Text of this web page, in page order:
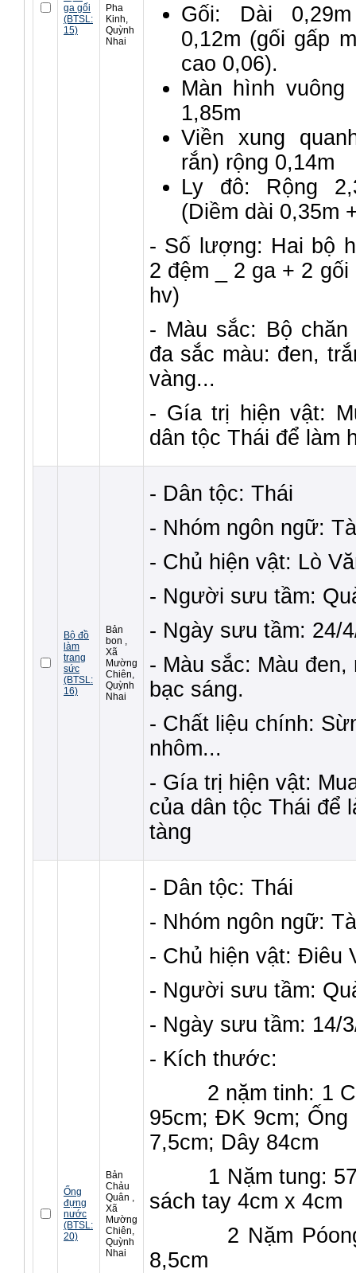
ga gối
(BTSL:
15)
Pha
Kinh,
Quỳnh
Nhai
Gối: Dài
0,12m (gối gấp
cao 0,06).
Màn hình vuông
1,85m
Viền xung
rắn) rộng 0,14m
Ly đô: Rộng
(Diềm dài 0,35m
- Số lượng: Hai bộ
2 đệm _ 2 ga + 2
hv)
- Màu sắc: Bộ
đa sắc màu: đen,
vàng...
- Gía trị hiện vật:
dân tộc Thái để làm
Bộ đồ
làm
trang
sức
(BTSL:
16)
Bản
bon ,
Xã
Mường
Chiên,
Quỳnh
Nhai
- Dân tộc: Thái
- Nhóm ngôn ngữ:
- Chủ hiện vật: Lò
- Người sưu tầm:
- Ngày sưu tầm: 24/
- Màu sắc: Màu đen,
bạc sáng.
- Chất liệu chính:
nhôm...
- Gía trị hiện vật:
của dân tộc Thái để
tàng
Ống
đựng
nước
(BTSL:
20)
Bản
Chảu
Quân ,
Xã
Mường
Chiên,
Quỳnh
Nhai
- Dân tộc: Thái
- Nhóm ngôn ngữ:
- Chủ hiện vật: Điêu
- Người sưu tầm:
- Ngày sưu tầm: 14/
- Kích thước:
2 nặm tinh: 1
95cm; ĐK 9cm;
7,5cm; Dây 84cm
1 Nặm tung:
sách tay 4cm x 4cm
2 Nặm Póong:
8,5cm